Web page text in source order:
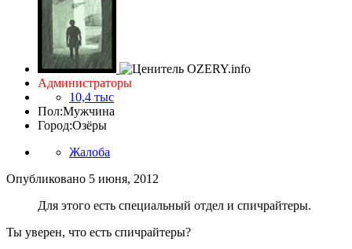
Администраторы
10,4 тыс
Пол:Мужчина
Город:Озёры
Жалоба
Опубликовано 5 июня, 2012
Для этого есть специальный отдел и спичрайтеры.
Ты уверен, что есть спичрайтеры?